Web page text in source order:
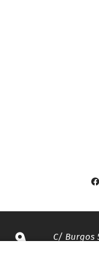
C/ Burgos